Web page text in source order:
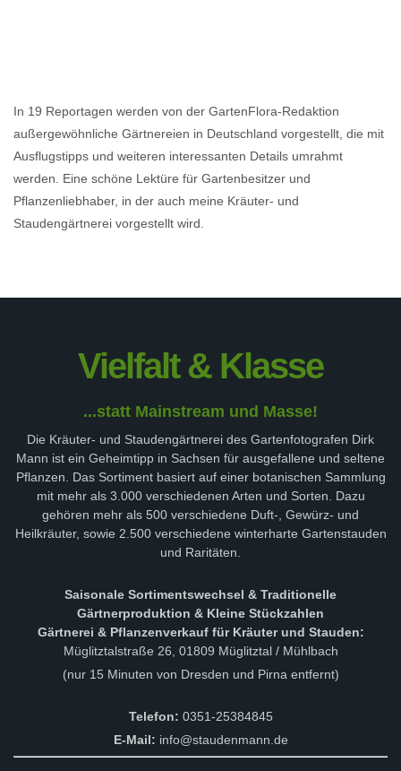
In 19 Reportagen werden von der GartenFlora-Redaktion
außergewöhnliche Gärtnereien in Deutschland vorgestellt, die mit
Ausflugstipps und weiteren interessanten Details umrahmt
werden. Eine schöne Lektüre für Gartenbesitzer und
Pflanzenliebhaber, in der auch meine Kräuter- und
Staudengärtnerei vorgestellt wird.
Vielfalt & Klasse
...statt Mainstream und Masse!
Die Kräuter- und Staudengärtnerei des Gartenfotografen Dirk
Mann ist ein Geheimtipp in Sachsen für ausgefallene und seltene
Pflanzen. Das Sortiment basiert auf einer botanischen Sammlung
mit mehr als 3.000 verschiedenen Arten und Sorten. Dazu
gehören mehr als 500 verschiedene Duft-, Gewürz- und
Heilkräuter, sowie 2.500 verschiedene winterharte Gartenstauden
und Raritäten.
Saisonale Sortimentswechsel & Traditionelle
Gärtnerproduktion & Kleine Stückzahlen
Gärtnerei & Pflanzenverkauf für Kräuter und Stauden:
Müglitztalstraße 26, 01809 Müglitztal / Mühlbach
(nur 15 Minuten von Dresden und Pirna entfernt)
Telefon: 0351-25384845
E-Mail: info@staudenmann.de